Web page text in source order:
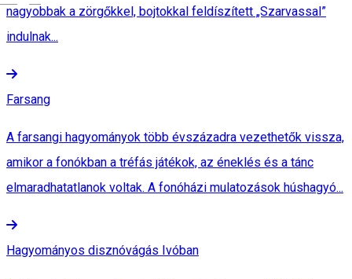
nagyobbak a zörgőkkel, bojtokkal feldíszített „Szarvassal”
indulnak...
Farsang
A farsangi hagyományok több évszázadra vezethetők vissza,
amikor a fonókban a tréfás játékok, az éneklés és a tánc
elmaradhatatlanok voltak. A fonóházi mulatozások húshagyó...
Hagyományos disznóvágás Ivóban